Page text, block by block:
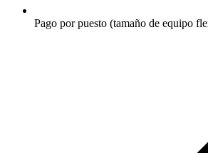
Pago por puesto (tamaño de equipo